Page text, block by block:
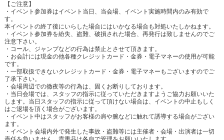
【ご注意】
・イベント参加券はイベント当日、当会場、イベント実施時間内のみ有効で
す。
本イベントの終了後にいらした場合にはいかなる場合も対処いたしかねます。
・イベント参加券を紛失、盗難、破損された場合、再発行は致しませんのでご
注意下さい。
・コール、ジャンプなどの行為は禁止とさせて頂きます。
・お会計には現金の他各種クレジットカード・金券・電子マネーの使用が可能
です。
・一部取扱できないクレジットカード・金券・電子マネーもございますのでご
了承下さい。
・会場周辺での徹夜等の行為は、固くお断りしております。
・当日会場では、スタッフの指示に従っていただきますようご協力お願いいた
します。当日スタッフの指示に従って頂けない場合は、イベントの中止もしく
はご退場を頂く場合がございます。
・イベント中はスタッフがお客様の肩や腕などに触れて誘導する場合がござい
ます。
・イベント会場内外で発生した事故・盗難等には主催者・会場・出演者は一切